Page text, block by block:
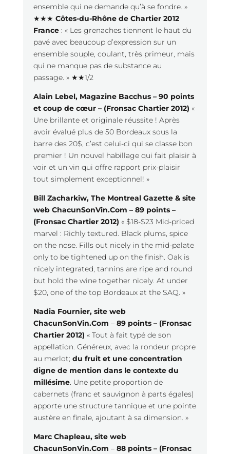
ensemble qui ne demande qu’à se fondre. »
★★★ Côtes-du-Rhône de Chartier 2012
France : « Les grenaches tiennent le haut du
pavé avec beaucoup d’expression sur un
ensemble souple, coulant, très primeur, mais
qui ne manque pas de substance au
passage. » ★★1/2
Alain Lebel, Magazine Bacchus – 90 points
et coup de cœur – (Fronsac Chartier 2012) «
Une brillante et originale réussite ! Après
avoir évalué plus de 50 Bordeaux sous la
barre des 20$, c’est celui-ci qui se classe bon
premier ! Un nouvel habillage qui fait plaisir à
voir et un vin qui offre rapport prix-plaisir
tout simplement exceptionnel! »
Bill Zacharkiw, The Montreal Gazette & site
web ChacunSonVin.Com – 89 points –
(Fronsac Chartier 2012) « $18-$23 Mid-priced
marvel : Richly textured. Black plums, spice
on the nose. Fills out nicely in the mid-palate
only to be tightened up on the finish. Oak is
nicely integrated, tannins are ripe and round
but hold the wine together nicely. At under
$20, one of the top Bordeaux at the SAQ. »
Nadia Fournier, site web
ChacunSonVin.Com – 89 points – (Fronsac
Chartier 2012) « Tout à fait typé de son
appellation. Généreux, avec la rondeur propre
au merlot; du fruit et une concentration
digne de mention dans le contexte du
millésime. Une petite proportion de
cabernets (franc et sauvignon à parts égales)
apporte une structure tannique et une pointe
austère en finale, ajoutant à sa dimension. »
Marc Chapleau, site web
ChacunSonVin.Com – 88 points – (Fronsac